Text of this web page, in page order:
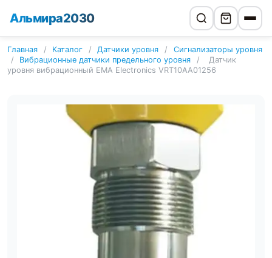
Альмира2030
Главная / Каталог / Датчики уровня /
Сигнализаторы уровня
/
Вибрационные датчики предельного уровня /
Датчик
уровня вибрационный EMA Electronics VRT10AA01256